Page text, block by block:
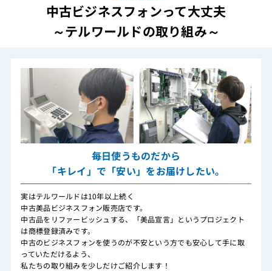
中古ビジネスフォンって大丈夫
～テルワールドの取り組み～
毎日使うものだから
「キレイ」で「安い」をお届けしたい。
実はテルワールドは10年以上続く
中古美品ビジネスフォン販売店です。
中古品をリファービッシュする、「美品宣言」というプロジェクト
は商標登録済みです。
中古のビジネスフォンを使うのが不安という方でも安心して手に取
っていただけるよう、
私たちの取り組みを少しだけご紹介します！